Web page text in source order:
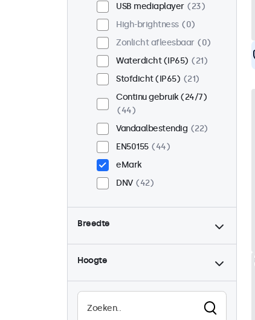
USB mediaplayer
23
High-brightness
0
Zonlicht afleesbaar
0
Waterdicht (IP65)
21
Stofdicht (IP65)
21
Continu gebruik (24/7)
44
Vandaalbestendig
22
EN50155
44
eMark
DNV
42
Breedte
Hoogte